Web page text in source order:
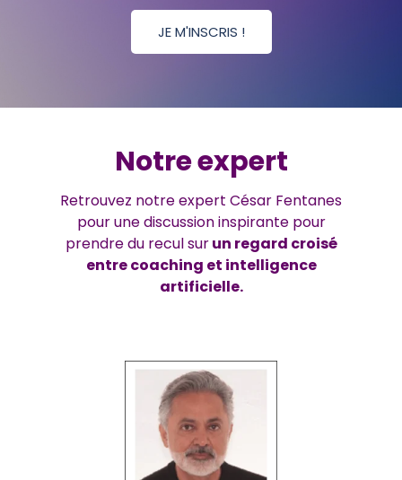
Notre expert
Retrouvez notre expert César Fentanes
pour une discussion inspirante pour
prendre du recul surun regard croisé
entre coaching et intelligence
artificielle.